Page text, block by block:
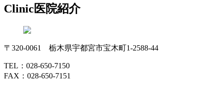
Clinic医院紹介
〒320-0061 栃木県宇都宮市宝木町1-2588-44
TEL：028-650-7150
FAX：028-650-7151